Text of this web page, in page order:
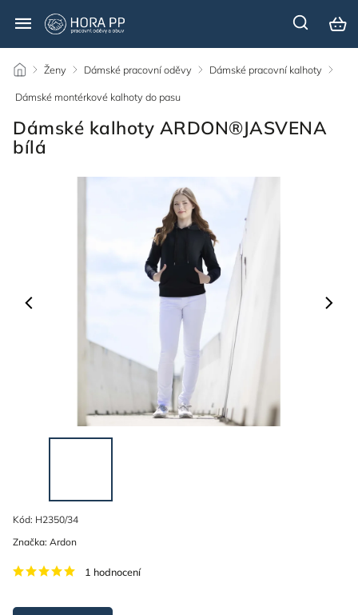
/ Ženy / Dámské pracovní oděvy / Dámské pracovní kalhoty /
Dámské montérkové kalhoty do pasu
Dámské kalhoty ARDON®JASVENA
bílá
Kód: H2350/34
1 hodnocení
Značka: Ardon